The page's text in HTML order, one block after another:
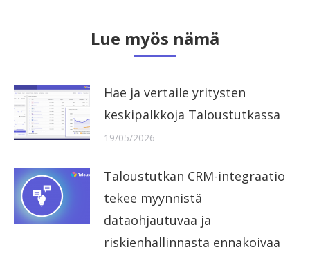
Lue myös nämä
Hae ja vertaile yritysten
keskipalkkoja Taloustutkassa
19/05/2026
Taloustutkan CRM-integraatio
tekee myynnistä
dataohjautuvaa ja
riskienhallinnasta ennakoivaa